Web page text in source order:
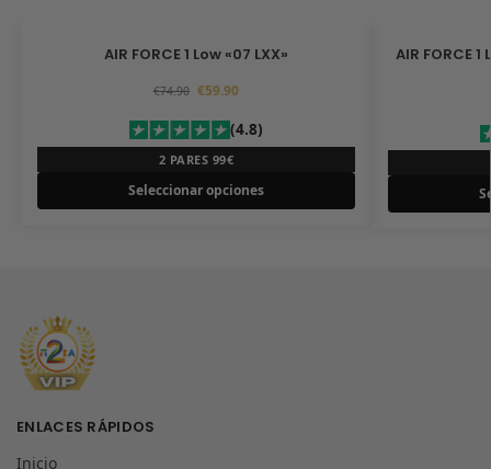
AIR FORCE 1 Low «07 LXX»
€74.90 €59.90
(4.8)
2 PARES 99€
Seleccionar opciones
AIR FORCE
ENLACES RÁPIDOS
Inicio